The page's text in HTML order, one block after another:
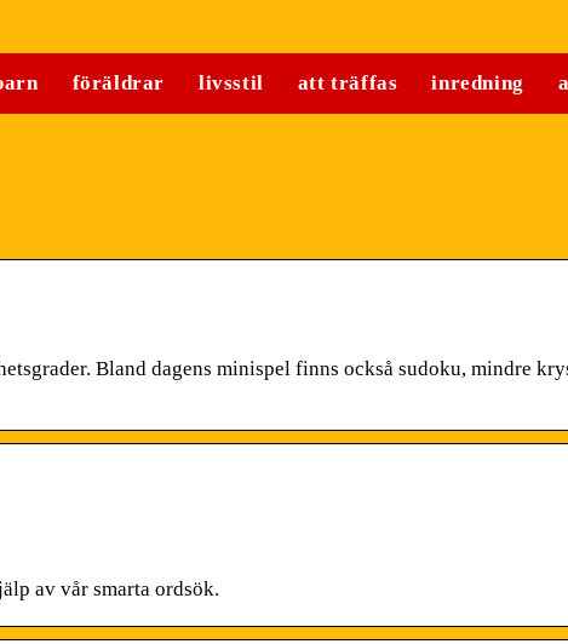
föräldrar livsstil att träffas inredning
Bland dagens minispel finns också sudoku, mindre
av vår smarta ordsök.